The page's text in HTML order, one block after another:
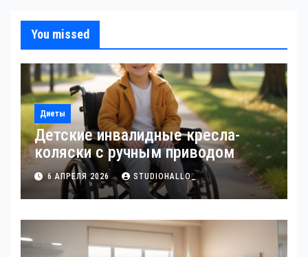
You missed
Диеты
Детские инвалидные кресла-
коляски с ручным приводом
6 АПРЕЛЯ 2026 STUDIOHALLO_